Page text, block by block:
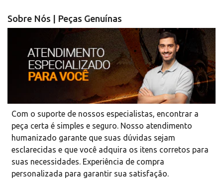
Sobre Nós | Peças Genuínas
Com o suporte de nossos especialistas, encontrar a
peça certa é simples e seguro. Nosso atendimento
humanizado garante que suas dúvidas sejam
esclarecidas e que você adquira os itens corretos para
suas necessidades. Experiência de compra
personalizada para garantir sua satisfação.